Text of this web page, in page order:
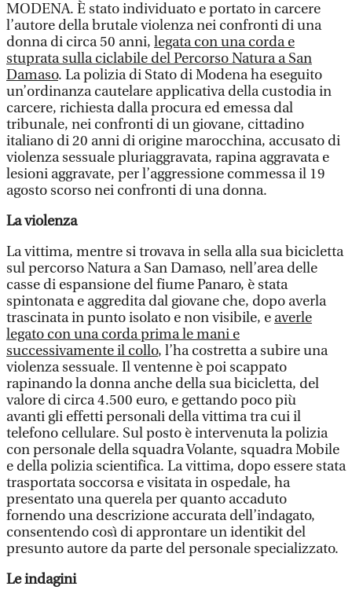
MODENA. È stato individuato e portato in carcere
l’autore della brutale violenza nei confronti di una
donna di circa 50 anni, legata con una corda e
stuprata sulla ciclabile del Percorso Natura a San
Damaso. La polizia di Stato di Modena ha eseguito
un’ordinanza cautelare applicativa della custodia in
carcere, richiesta dalla procura ed emessa dal
tribunale, nei confronti di un giovane, cittadino
italiano di 20 anni di origine marocchina, accusato di
violenza sessuale pluriaggravata, rapina aggravata e
lesioni aggravate, per l’aggressione commessa il 19
agosto scorso nei confronti di una donna.
La violenza
La vittima, mentre si trovava in sella alla sua bicicletta
sul percorso Natura a San Damaso, nell’area delle
casse di espansione del fiume Panaro, è stata
spintonata e aggredita dal giovane che, dopo averla
trascinata in punto isolato e non visibile, e averle
legato con una corda prima le mani e
successivamente il collo, l’ha costretta a subire una
violenza sessuale. Il ventenne è poi scappato
rapinando la donna anche della sua bicicletta, del
valore di circa 4.500 euro, e gettando poco più
avanti gli effetti personali della vittima tra cui il
telefono cellulare. Sul posto è intervenuta la polizia
con personale della squadra Volante, squadra Mobile
e della polizia scientifica. La vittima, dopo essere stata
trasportata soccorsa e visitata in ospedale, ha
presentato una querela per quanto accaduto
fornendo una descrizione accurata dell’indagato,
consentendo così di approntare un identikit del
presunto autore da parte del personale specializzato.
Le indagini